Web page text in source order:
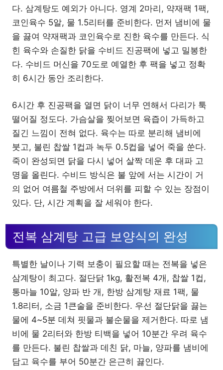
다. 삼계탕도 예외가 아니다. 영계 2마리, 약재팩 1팩,
코인육수 5알, 물 1.5리터를 준비한다. 먼저 냄비에 물
을 끓여 약재팩과 코인육수로 진한 육수를 만든다. 식
힌 육수와 손질한 닭을 수비드 진공팩에 넣고 밀봉한
다. 수비드 머신을 70도로 예열한 후 팩을 넣고 정확
히 6시간 동안 조리한다.
6시간 후 진공팩을 열면 닭이 너무 연해서 다리가 툭
떨어질 정도다. 가슴살을 찢어보면 육즙이 가득하고
질긴 느낌이 전혀 없다. 육수는 따로 분리해 냄비에
붓고, 불린 찹쌀 1컵과 녹두 0.5컵을 넣어 죽을 쑨다.
죽이 완성되면 닭을 다시 넣어 살짝 데운 후 대파 고
명을 올린다. 수비드 방식은 불 앞에 서는 시간이 거
의 없어 여름철 주방에서 더위를 피할 수 있는 장점이
있다. 단, 시간 계획을 잘 세워야 한다.
전복 삼계탕 고급 보양식의 완성
특별한 날이나 기력 보충이 필요할 때는 전복을 넣은
삼계탕이 최고다. 절단닭 1kg, 활전복 4개, 찹쌀 1컵,
통마늘 10알, 양파 반 개, 한방 삼계탕 재료 1팩, 물
1.8리터, 소금 1큰술을 준비한다. 우선 절단닭을 끓는
물에 4~5분 데쳐 핏물과 불순물을 제거한다. 따로 냄
비에 물 2리터와 한방 티백을 넣어 10분간 우려 육수
를 만든다. 불린 찹쌀과 데친 닭, 마늘, 양파를 냄비에
담고 육수를 부어 50분간 은근히 끓인다.